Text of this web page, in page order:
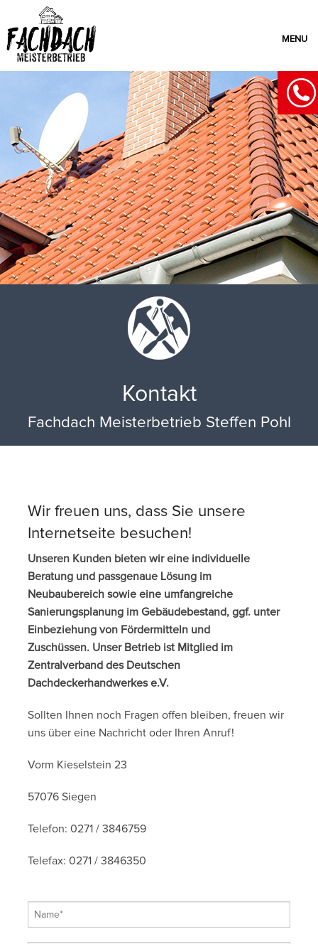
MENU
Leistungen
Referenzen
Kontakt
Karriere
Kontakt
Fachdach Meisterbetrieb Steffen Pohl
Wir freuen uns, dass Sie unsere
Internetseite besuchen!
Unseren Kunden bieten wir eine individuelle
Beratung und passgenaue Lösung im
Neubaubereich sowie eine umfangreiche
Sanierungsplanung im Gebäudebestand, ggf. unter
Einbeziehung von Fördermitteln und
Zuschüssen. Unser Betrieb ist Mitglied im
Zentralverband des Deutschen
Dachdeckerhandwerkes e.V.
Sollten Ihnen noch Fragen offen bleiben, freuen wir
uns über eine Nachricht oder Ihren Anruf!
Vorm Kieselstein 23
57076 Siegen
Telefon: 0271 / 3846759
Telefax: 0271 / 3846350